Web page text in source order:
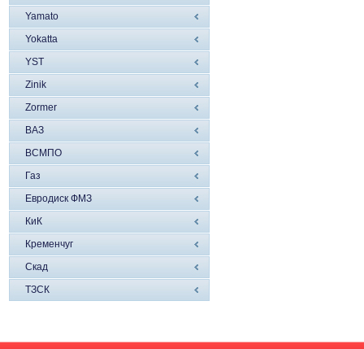
Yamato
Yokatta
YST
Zinik
Zormer
ВАЗ
ВСМПО
Газ
Евродиск ФМЗ
КиК
Кременчуг
Скад
ТЗСК